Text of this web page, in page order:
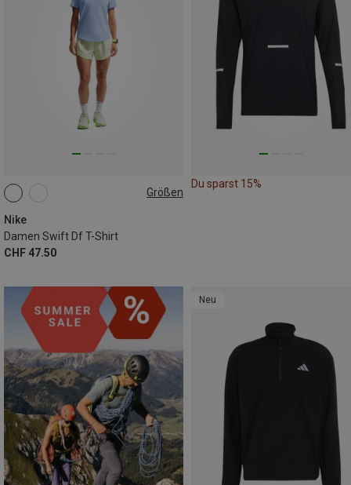
Größen
Nike
Damen Swift Df T-Shirt
CHF 47.50
XS
XXL
Du sparst 15%
Neu